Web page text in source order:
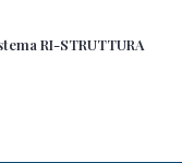
RI-STRUTTURA